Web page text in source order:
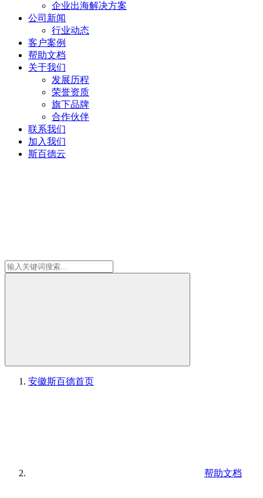
企业出海解决方案
公司新闻
行业动态
客户案例
帮助文档
关于我们
发展历程
荣誉资质
旗下品牌
合作伙伴
联系我们
加入我们
斯百德云
安徽斯百德首页
帮助文档